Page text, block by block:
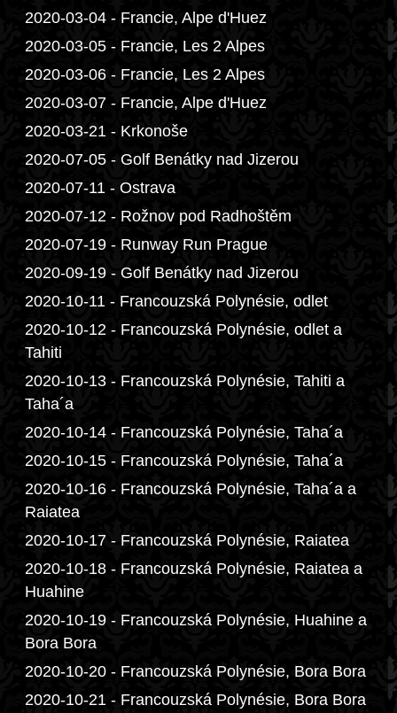
2020-03-04 - Francie, Alpe d'Huez
2020-03-05 - Francie, Les 2 Alpes
2020-03-06 - Francie, Les 2 Alpes
2020-03-07 - Francie, Alpe d'Huez
2020-03-21 - Krkonoše
2020-07-05 - Golf Benátky nad Jizerou
2020-07-11 - Ostrava
2020-07-12 - Rožnov pod Radhoštěm
2020-07-19 - Runway Run Prague
2020-09-19 - Golf Benátky nad Jizerou
2020-10-11 - Francouzská Polynésie, odlet
2020-10-12 - Francouzská Polynésie, odlet a
Tahiti
2020-10-13 - Francouzská Polynésie, Tahiti a
Taha´a
2020-10-14 - Francouzská Polynésie, Taha´a
2020-10-15 - Francouzská Polynésie, Taha´a
2020-10-16 - Francouzská Polynésie, Taha´a a
Raiatea
2020-10-17 - Francouzská Polynésie, Raiatea
2020-10-18 - Francouzská Polynésie, Raiatea a
Huahine
2020-10-19 - Francouzská Polynésie, Huahine a
Bora Bora
2020-10-20 - Francouzská Polynésie, Bora Bora
2020-10-21 - Francouzská Polynésie, Bora Bora